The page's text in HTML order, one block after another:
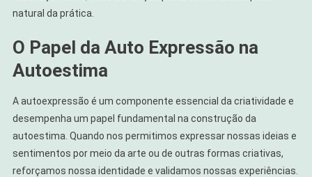
natural da prática.
O Papel da Auto Expressão na
Autoestima
A autoexpressão é um componente essencial da criatividade e
desempenha um papel fundamental na construção da
autoestima. Quando nos permitimos expressar nossas ideias e
sentimentos por meio da arte ou de outras formas criativas,
reforçamos nossa identidade e validamos nossas experiências.